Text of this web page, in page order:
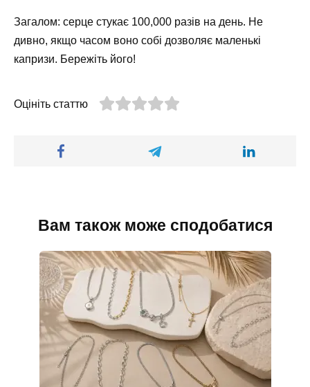
Загалом: серце стукає 100,000 разів на день. Не
дивно, якщо часом воно собі дозволяє маленькі
капризи. Бережіть його!
Оцініть статтю
Вам також може сподобатися